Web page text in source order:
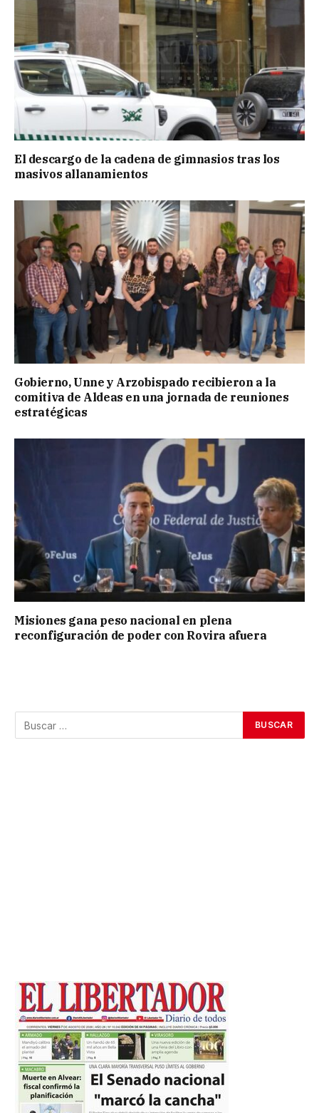
El descargo de la cadena de gimnasios tras los
masivos allanamientos
Gobierno, Unne y Arzobispado recibieron a la
comitiva de Aldeas en una jornada de reuniones
estratégicas
Misiones gana peso nacional en plena
reconfiguración de poder con Rovira afuera